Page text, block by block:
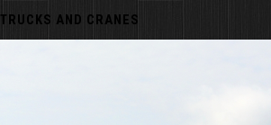
TRUCKS AND CRANES